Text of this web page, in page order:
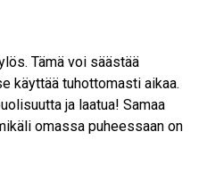
Tämä voi säästää
käyttää tuhottomasti aikaa.
ja laatua! Samaa
omassa puheessaan on